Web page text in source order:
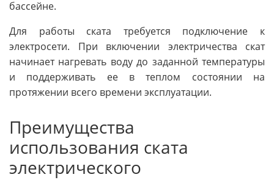
бассейне.
Для работы ската требуется подключение к
электросети. При включении электричества скат
начинает нагревать воду до заданной температуры
и поддерживать ее в теплом состоянии на
протяжении всего времени эксплуатации.
Преимущества
использования ската
электрического